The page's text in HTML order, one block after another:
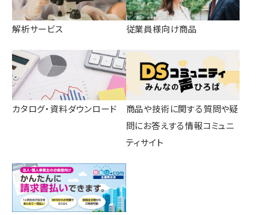
解析サービス 従業員様向け商品
カタログ・資料ダウンロード
商品や技術に関する質問や疑
問にお答えする情報コミュニ
ティサイト